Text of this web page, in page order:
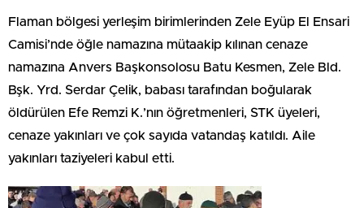
Flaman bölgesi yerleşim birimlerinden Zele Eyüp El Ensari
Camisi’nde öğle namazına mütaakip kılınan cenaze
namazına Anvers Başkonsolosu Batu Kesmen, Zele Bld.
Bşk. Yrd. Serdar Çelik, babası tarafından boğularak
öldürülen Efe Remzi K.’nın öğretmenleri, STK üyeleri,
cenaze yakınları ve çok sayıda vatandaş katıldı. Aile
yakınları taziyeleri kabul etti.